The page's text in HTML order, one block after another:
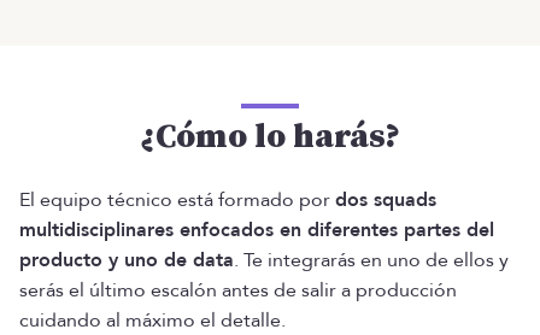
¿Cómo lo harás?
El equipo técnico está formado pordos squads
multidisciplinares enfocados en diferentes partes del
producto y uno de data. Te integrarás en uno de ellos y
serás el último escalón antes de salir a producción
cuidando al máximo el detalle.